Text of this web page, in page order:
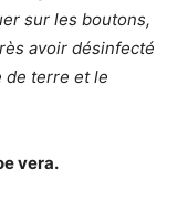
sur les boutons,
avoir désinfecté
de terre et le
vera.